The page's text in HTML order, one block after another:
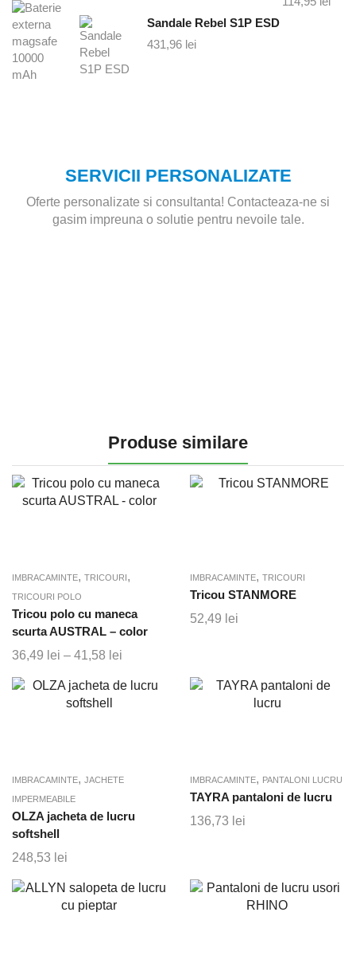
Sandale Rebel S1P ESD
431,96 lei
SERVICII PERSONALIZATE
Oferte personalizate si consultanta! Contacteaza-ne si
gasim impreuna o solutie pentru nevoile tale.
Produse similare
IMBRACAMINTE, TRICOURI,
TRICOURI POLO
Tricou polo cu maneca
scurta AUSTRAL – color
36,49 lei – 41,58 lei
prețuri:
IMBRACAMINTE, TRICOURI
Tricou STANMORE
52,49 lei
IMBRACAMINTE, JACHETE
IMPERMEABILE
OLZA jacheta de lucru
softshell
248,53 lei
IMBRACAMINTE, PANTALONI LUCRU
TAYRA pantaloni de lucru
136,73 lei